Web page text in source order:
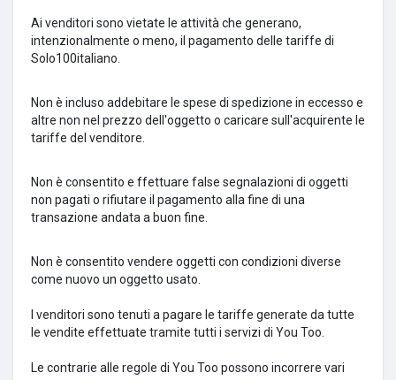
Ai venditori sono vietate le attività che generano,
intenzionalmente o meno, il pagamento delle tariffe di
Solo100italiano.
Non è incluso addebitare le spese di spedizione in eccesso e
altre non nel prezzo dell'oggetto o caricare sull'acquirente le
tariffe del venditore.
Non è consentito e ffettuare false segnalazioni di oggetti
non pagati o rifiutare il pagamento alla fine di una
transazione andata a buon fine.
Non è consentito vendere oggetti con condizioni diverse
come nuovo un oggetto usato.
I venditori sono tenuti a pagare le tariffe generate da tutte
le vendite effettuate tramite tutti i servizi di You Too.
Le contrarie alle regole di You Too possono incorrere vari